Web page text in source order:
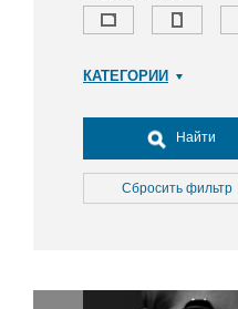
КАТЕГОРИИ
Досуг, туризм и отдых
Культура
Медицина
Окружающая среда
Найти
Сбросить фильтр